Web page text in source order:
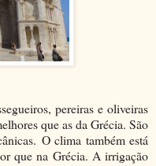
pereiras e oliveiras
que as da Grécia. São
O clima também está
que na Grécia. A irrigação